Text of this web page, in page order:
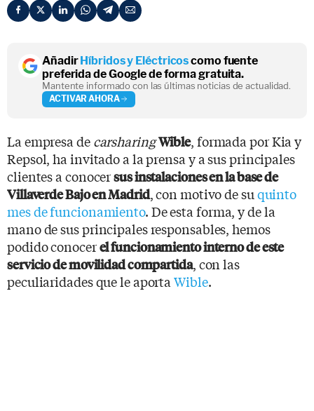
AñadirHíbridos y Eléctricoscomo fuente
preferida de Google de forma gratuita.
Mantente informado con las últimas noticias de actualidad.
ACTIVAR AHORA
La empresa decarsharingWible, formada por Kia y
Repsol, ha invitado a la prensa y a sus principales
clientes a conocersus instalaciones en la base de
Villaverde Bajo en Madrid, con motivo de suquinto
mes de funcionamiento. De esta forma, y de la
mano de sus principales responsables, hemos
podido conocerel funcionamiento interno de este
servicio de movilidad compartida, con las
peculiaridades que le aportaWible.